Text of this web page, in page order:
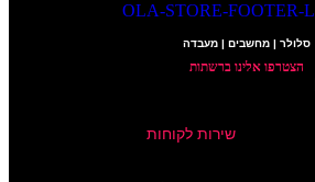
סלולר | מחשבים | מעבדה
הצטרפו אלינו ברשתות
שירות לקוחות